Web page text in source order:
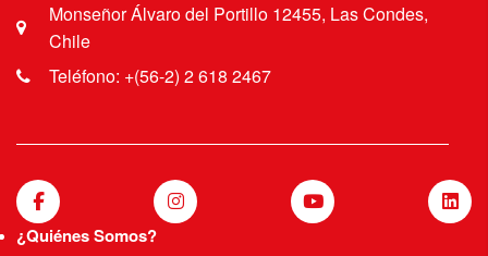
Monseñor Álvaro del Portillo 12455, Las Condes,
Chile
Teléfono: +(56-2) 2 618 2467
¿Quiénes Somos?